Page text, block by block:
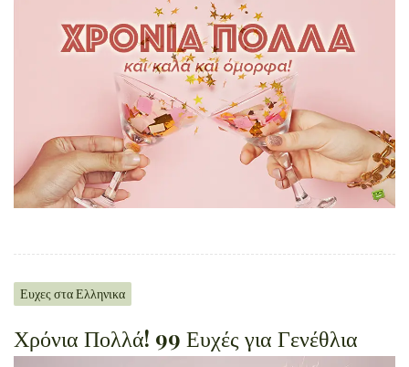
Ευχες στα Ελληνικα
Χρόνια Πολλά! 99 Ευχές για Γενέθλια